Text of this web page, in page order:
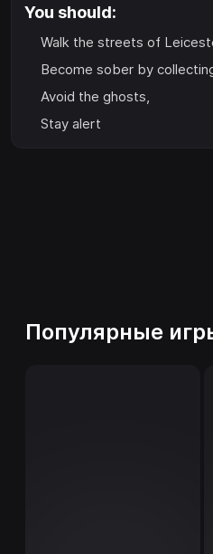
You should:
Walk the streets of
Become sober by
Avoid the ghosts,
Stay alert
Популярные